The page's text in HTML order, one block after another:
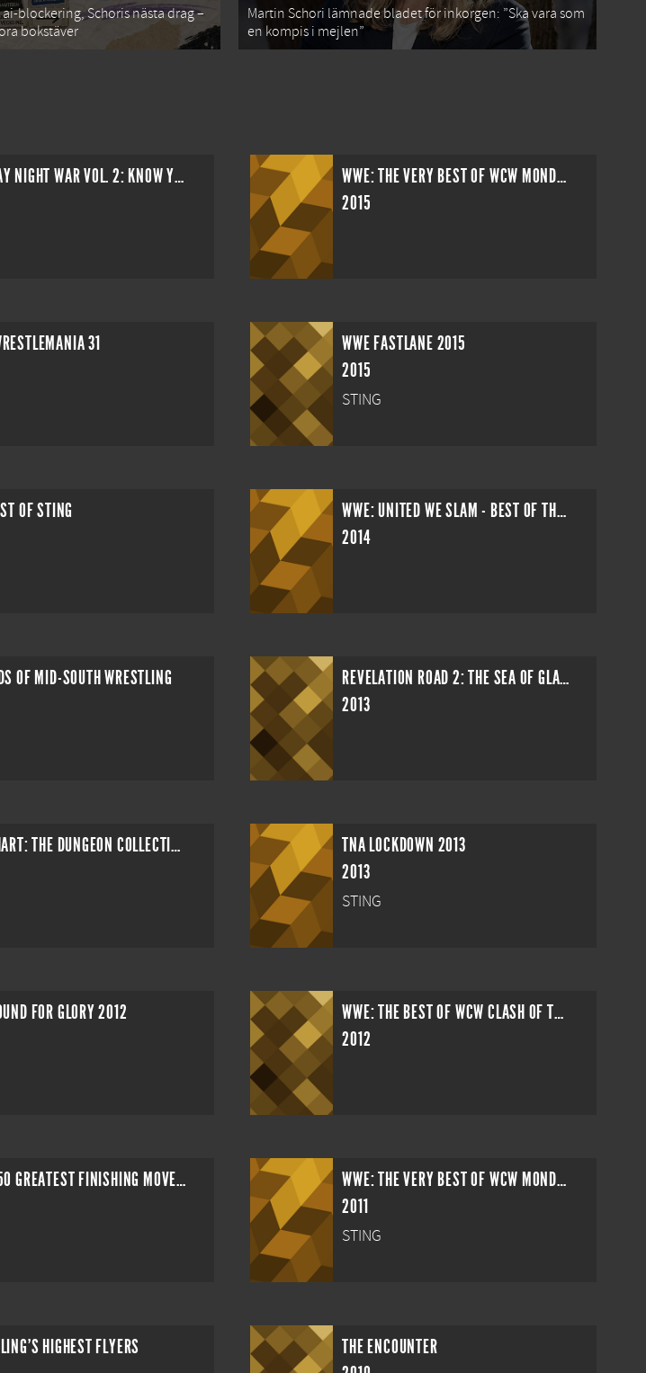
blockering, Schoris nästa drag –
bokstäver
Martin Schori lämnade bladet för inkorgen: ”Ska vara som
en kompis i mejlen”
MONDAY NIGHT WAR VOL. 2: KNOW YOUR ROLE
WWE: THE VERY BEST OF WCW MONDAY NITRO VOLUME 3
2015
31
WWE FASTLANE 2015
2015
STING
OF STING
WWE: UNITED WE SLAM - BEST OF THE GREAT AMERICAN BASH
2014
OF MID-SOUTH WRESTLING
REVELATION ROAD 2: THE SEA OF GLASS AND FIRE
2013
BRET HART: THE DUNGEON COLLECTION
TNA LOCKDOWN 2013
2013
STING
FOR GLORY 2012
WWE: THE BEST OF WCW CLASH OF THE CHAMPIONS
2012
WWE: 50 GREATEST FINISHING MOVES IN WWE HISTORY
WWE: THE VERY BEST OF WCW MONDAY NITRO VOLUME 1
2011
STING
HIGHEST FLYERS
THE ENCOUNTER